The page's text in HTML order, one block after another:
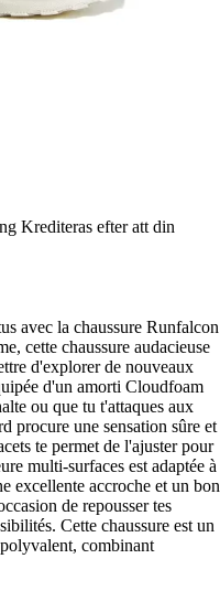
Krediteras efter att din
avec la chaussure Runfalcon
cette chaussure audacieuse
d'explorer de nouveaux
d'un amorti Cloudfoam
ou que tu t'attaques aux
procure une sensation sûre et
te permet de l'ajuster pour
multi-surfaces est adaptée à
excellente accroche et un bon
de repousser tes
Cette chaussure est un
combinant